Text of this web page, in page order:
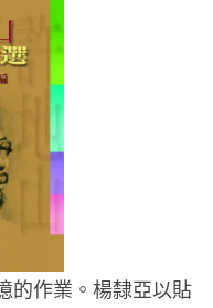
的作業。楊隸亞以貼